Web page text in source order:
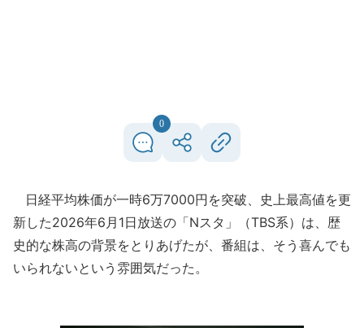
0
日経平均株価が一時6万7000円を突破、史上最高値を更
新した2026年6月1日放送の「Nスタ」（TBS系）は、歴
史的な株高の背景をとりあげたが、番組は、そう喜んでも
いられないという雰囲気だった。